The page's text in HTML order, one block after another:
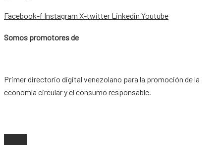
Facebook-f Instagram X-twitter Linkedin Youtube
Somos promotores de
Primer directorio digital venezolano para la promoción de la
economía circular y el consumo responsable.